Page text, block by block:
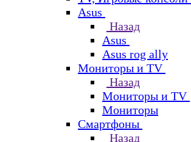
Asus
Назад
Asus
Asus rog ally
Мониторы и TV
Назад
Мониторы и TV
Мониторы
Смартфоны
Назад